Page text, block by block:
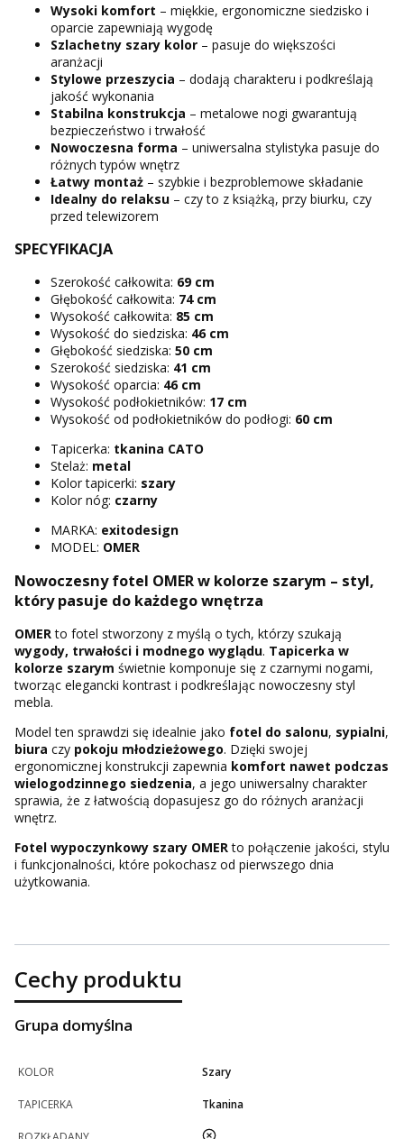
Wysoki komfort – miękkie, ergonomiczne siedzisko i
oparcie zapewniają wygodę
Szlachetny szary kolor – pasuje do większości
aranżacji
Stylowe przeszycia – dodają charakteru i podkreślają
jakość wykonania
Stabilna konstrukcja – metalowe nogi gwarantują
bezpieczeństwo i trwałość
Nowoczesna forma – uniwersalna stylistyka pasuje do
różnych typów wnętrz
Łatwy montaż – szybkie i bezproblemowe składanie
Idealny do relaksu – czy to z książką, przy biurku, czy
przed telewizorem
SPECYFIKACJA
Szerokość całkowita: 69 cm
Głębokość całkowita: 74 cm
Wysokość całkowita: 85 cm
Wysokość do siedziska: 46 cm
Głębokość siedziska: 50 cm
Szerokość siedziska: 41 cm
Wysokość oparcia: 46 cm
Wysokość podłokietników: 17 cm
Wysokość od podłokietników do podłogi: 60 cm
Tapicerka: tkanina CATO
Stelaż: metal
Kolor tapicerki: szary
Kolor nóg: czarny
MARKA: exitodesign
MODEL: OMER
Nowoczesny fotel OMER w kolorze szarym – styl,
który pasuje do każdego wnętrza
OMERto fotel stworzony z myślą o tych, którzy szukają
wygody, trwałości i modnego wyglądu. Tapicerka w
kolorze szarym świetnie komponuje się z czarnymi nogami,
tworząc elegancki kontrast i podkreślając nowoczesny styl
mebla.
Model ten sprawdzi się idealnie jako fotel do salonu, sypialni,
biura czy pokoju młodzieżowego. Dzięki swojej
ergonomicznej konstrukcji zapewnia komfort nawet podczas
wielogodzinnego siedzenia, a jego uniwersalny charakter
sprawia, że z łatwością dopasujesz go do różnych aranżacji
wnętrz.
Fotel wypoczynkowy szary OMERto połączenie jakości, stylu
i funkcjonalności, które pokochasz od pierwszego dnia
użytkowania.
Cechy produktu
Grupa domyślna
KOLOR Szary
TAPICERKA Tkanina